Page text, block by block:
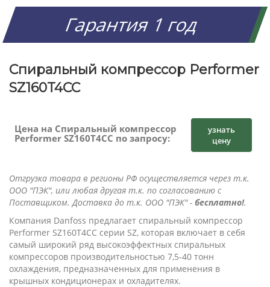
Гарантия 1 год
Спиральный компрессор Performer
SZ160T4CC
Цена на Спиральный компрессор
Performer SZ160T4CC по запросу:
узнать
цену
Отгрузка товара в регионы РФ осуществляется через т.к.
ООО "ПЭК", или любая другая т.к. по согласованию с
Поставщиком. Доставка до т.к. ООО "ПЭК" - бесплатно!.
Компания Danfoss предлагает спиральный компрессор
Performer SZ160T4CC серии SZ, которая включает в себя
самый широкий ряд высокоэффектных спиральных
компрессоров производительностью 7,5-40 тонн
охлаждения, предназначенных для применения в
крышных кондиционерах и охладителях.